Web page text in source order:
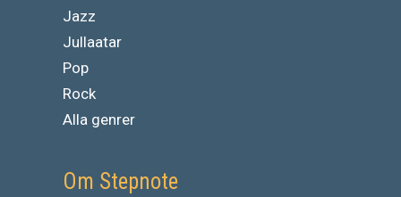
Jazz
Jullaatar
Pop
Rock
Alla genrer
Om Stepnote